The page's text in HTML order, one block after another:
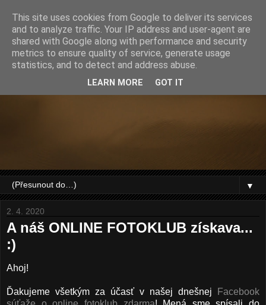
▼
2. 4. 2020
A náš ONLINE FOTOKLUB získava...
:)
Ahoj!
Ďakujeme všetkým za účasť v našej dnešnej
Facebook
This site uses cookies from Google to deliver its services
and to analyze traffic. Your IP address and user-agent are
shared with Google along with performance and security
metrics to ensure quality of service, generate usage
statistics, and to detect and address abuse.
LEARN MORE GOT IT